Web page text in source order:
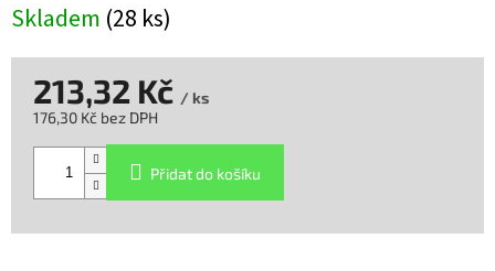
Skladem (28 ks)
213,32 Kč / ks
176,30 Kč bez DPH
Přidat do košíku